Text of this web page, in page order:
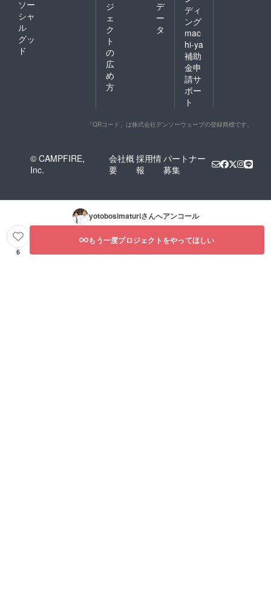
ソー
シャ
ル
グッ
ド
ジ
ェ
ク
ト
の
広
め
方
デ
ー
タ
ディ
ング
mac
hi-ya
補助
金申
請サ
ポー
ト
「QRコード」は株式会社デンソーウェーブの登録商標です。
© CAMPFIRE,
Inc.
会社概
要
採用情
報
パートナー
募集
yotobosimaturiさんへアンコール
6
もう一度プロジェクトをやってほしい